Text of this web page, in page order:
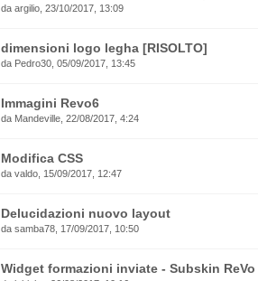
da argilio , 23/10/2017, 13:09
dimensioni logo legha [RISOLTO]
da Pedro30 , 05/09/2017, 13:45
Immagini Revo6
da Mandeville , 22/08/2017, 4:24
Modifica CSS
da valdo , 15/09/2017, 12:47
Delucidazioni nuovo layout
da samba78 , 17/09/2017, 10:50
Widget formazioni inviate - Subskin ReVo